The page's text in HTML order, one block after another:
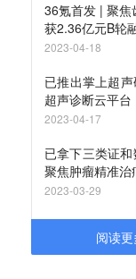
36氪首发 | 聚焦
获2.36亿元B轮
2023-04-18
已推出掌上超
超声诊断云平台
2023-04-17
已拿下三类证和
聚焦肿瘤精准治
2023-03-29
阅读